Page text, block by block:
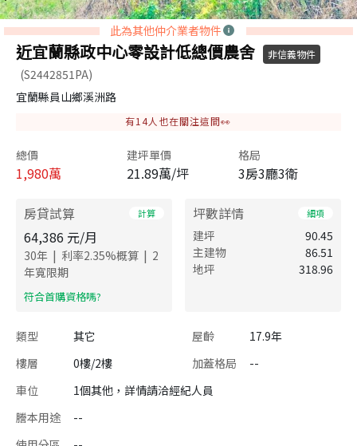
此為其他仲介業者物件
近宜蘭縣政中心零設計低總價農舍 非信義物件
(S2442851PA)
宜蘭縣員山鄉溪洲路
有14人也在關注這間👀
總價
1,980萬
建坪單價
21.89萬/坪
格局
3房3廳3衛
房貸試算 計算
64,386 元/月
30年 | 利率2.35%概算 | 2
年寬限期
​符合首購資格嗎?
坪數詳情 細項
建坪
90.45
主建物
86.51
地坪
318.96
類型 其它 屋齡
17.9年
樓層
0樓/2樓 加蓋格局
--
車位
1個其他，詳情請洽經紀人員
謄本用途
--